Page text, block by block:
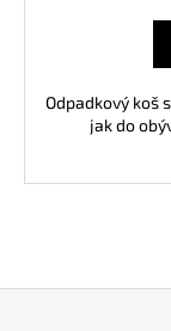
Odpadkový koš
jak do